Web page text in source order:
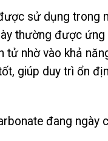
sử dụng trong
thường được
tử nhờ vào khả
giúp duy trì ổn
đang ngày